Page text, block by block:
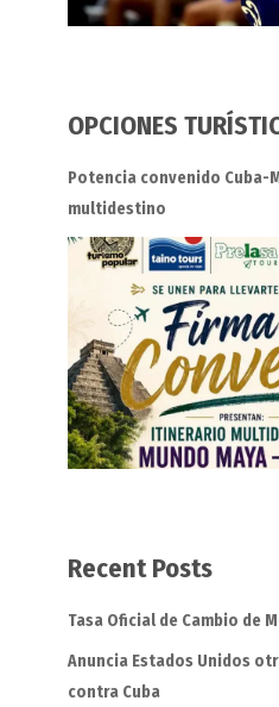
OPCIONES
Potencia convenido Cuba-
multidestino
Recent Posts
Tasa Oficial de Cambio de
Anuncia Estados Unidos
contra Cuba